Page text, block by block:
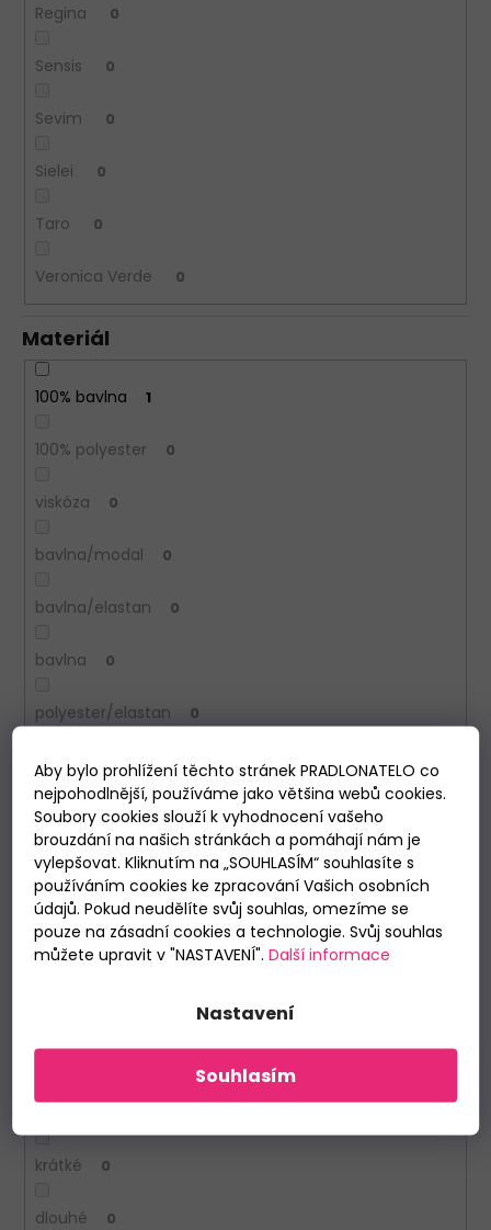
Aby bylo prohlížení těchto stránek PRADLONATELO co
nejpohodlnější, používáme jako většina webů cookies.
Soubory cookies slouží k vyhodnocení vašeho
brouzdání na našich stránkách a pomáhají nám je
vylepšovat. Kliknutím na „SOUHLASÍM“ souhlasíte s
používáním cookies ke zpracování Vašich osobních
údajů. Pokud neudělíte svůj souhlas, omezíme se
pouze na zásadní cookies a technologie. Svůj souhlas
můžete upravit v "NASTAVENÍ". Další informace
Nastavení
Souhlasím
Regina 0
Sensis 0
Sevim 0
Sielei 0
Taro 0
Veronica Verde 0
Materiál
100% bavlna 1
100% polyester 0
viskóza 0
bavlna/modal 0
bavlna/elastan 0
bavlna 0
polyester/elastan 0
100% viskóza 0
Délka rukávu
krátký 0
dlouhý 0
3/4 rukáv 0
Délka nohavic
krátké 0
dlouhé 0